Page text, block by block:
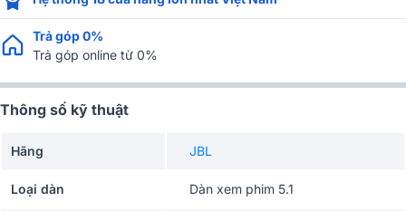
Trả góp 0%
Trả góp online từ 0%
Thông số kỹ thuật
Hãng JBL
Loại dàn Dàn xem phim 5.1